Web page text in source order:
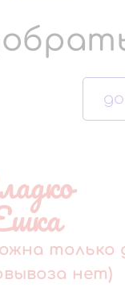
только
нет)